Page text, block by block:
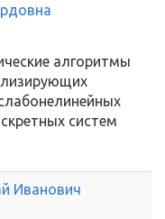
алгоритмы
систем
Иванович